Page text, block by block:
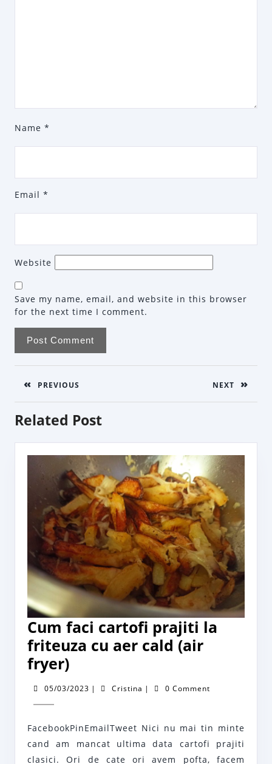
Name *
Email *
Website
Save my name, email, and website in this browser
for the next time I comment.
Post
navigation
PREVIOUS
post:
NEXT
Related Post
Cum faci cartofi prajiti la
friteuza cu aer cald (air
fryer)Cum
faci
cartofi
la
friteuza
05/03/2023 05/03/2023
| Cristina Cristina
| 0 Comment
FacebookPinEmailTweet Nici nu mai tin minte
cand am mancat ultima data cartofi prajiti
clasici. Ori de cate ori avem pofta, facem